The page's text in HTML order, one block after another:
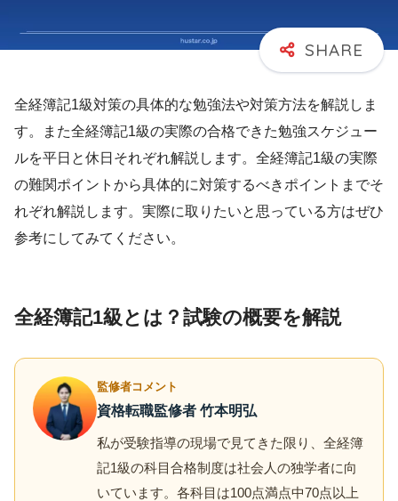
全経簿記1級対策の具体的な勉強法や対策方法を解説しま
す。また全経簿記1級の実際の合格できた勉強スケジュー
ルを平日と休日それぞれ解説します。全経簿記1級の実際
の難関ポイントから具体的に対策するべきポイントまでそ
れぞれ解説します。実際に取りたいと思っている方はぜひ
参考にしてみてください。
全経簿記1級とは？試験の概要を解説
監修者コメント
資格転職監修者 竹本明弘
私が受験指導の現場で見てきた限り、全経簿
記1級の科目合格制度は社会人の独学者に向
いています。各科目は100点満点中70点以上